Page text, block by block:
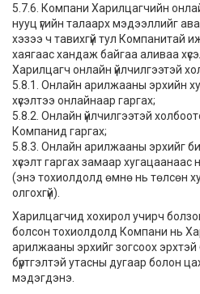
5.7.6. Компани Харилцагчийн
нууц үгийн талаарх мэдээллийг
хэзээ ч тавихгүй тул Компанитай
хаягаас хандаж байгаа аливаа
Харилцагч онлайн үйлчилгээтэй
5.8.1. Онлайн арилжааны эрхийн
хүсэлтээ онлайнаар гаргах;
5.8.2. Онлайн үйлчилгээтэй
Компанид гаргах;
5.8.3. Онлайн арилжааны эрхийг
хүсэлт гаргах замаар
(энэ тохиолдолд өмнө нь төлсөн
олгохгүй).
Харилцагчид хохирол учирч
болсон тохиолдолд Компани нь
арилжааны эрхийг зогсоох
бүртгэлтэй утасны дугаар болон
мэдэгдэнэ.